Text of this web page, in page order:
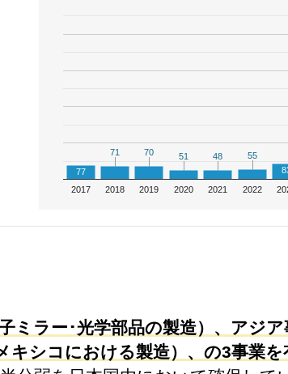
2017 2018 2019 2020 2021 2022
77
71
71 70
70 51
51 48
48 55
55
ミラー･光学部品の製造）、アジ
シコにおける製造）、の3事業を